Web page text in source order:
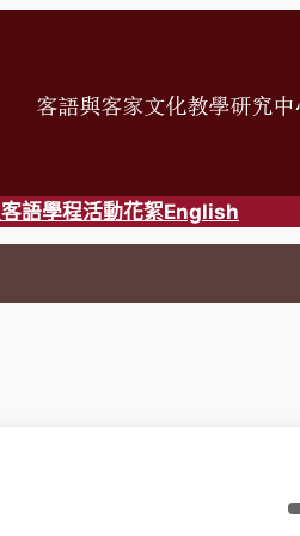
客語學程活動花絮English